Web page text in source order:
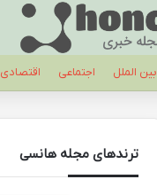
بین الملل اجتماعی اقتصادی
ترندهای مجله هانسی